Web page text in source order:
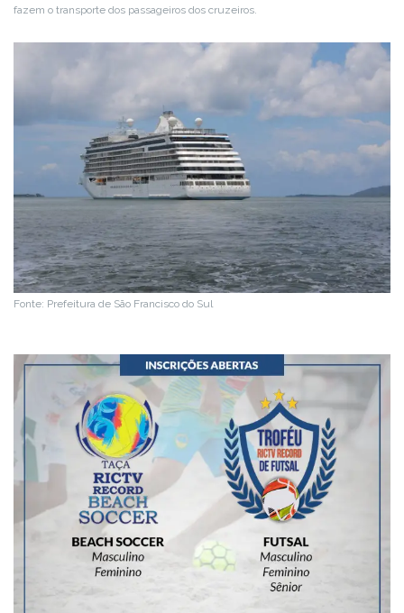
fazem o transporte dos passageiros dos cruzeiros.
Fonte: Prefeitura de São Francisco do Sul